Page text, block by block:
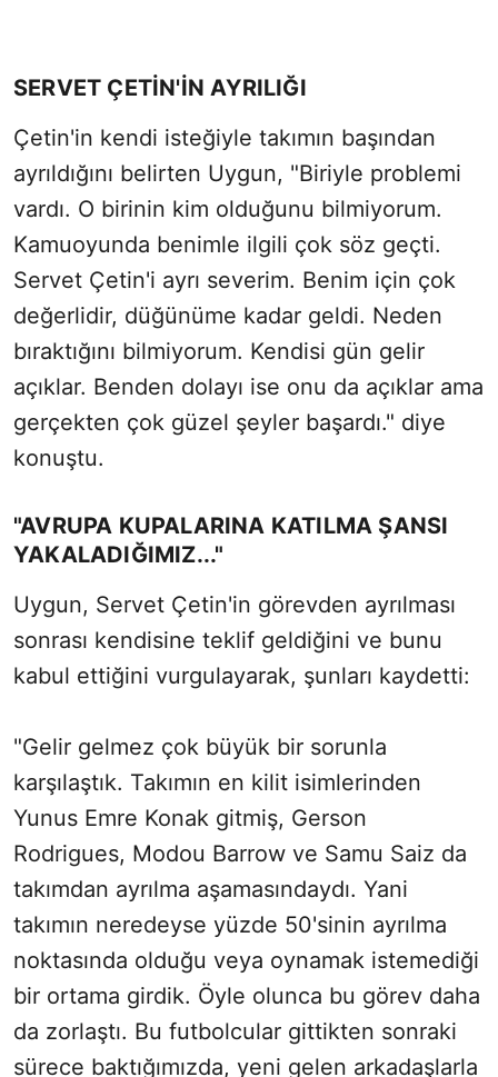
SERVET ÇETİN'İN AYRILIĞI
Çetin'in kendi isteğiyle takımın başından
ayrıldığını belirten Uygun, "Biriyle problemi
vardı. O birinin kim olduğunu bilmiyorum.
Kamuoyunda benimle ilgili çok söz geçti.
Servet Çetin'i ayrı severim. Benim için çok
değerlidir, düğünüme kadar geldi. Neden
bıraktığını bilmiyorum. Kendisi gün gelir
açıklar. Benden dolayı ise onu da açıklar ama
gerçekten çok güzel şeyler başardı." diye
konuştu.
"AVRUPA KUPALARINA KATILMA ŞANSI
YAKALADIĞIMIZ..."
Uygun, Servet Çetin'in görevden ayrılması
sonrası kendisine teklif geldiğini ve bunu
kabul ettiğini vurgulayarak, şunları kaydetti:
"Gelir gelmez çok büyük bir sorunla
karşılaştık. Takımın en kilit isimlerinden
Yunus Emre Konak gitmiş, Gerson
Rodrigues, Modou Barrow ve Samu Saiz da
takımdan ayrılma aşamasındaydı. Yani
takımın neredeyse yüzde 50'sinin ayrılma
noktasında olduğu veya oynamak istemediği
bir ortama girdik. Öyle olunca bu görev daha
da zorlaştı. Bu futbolcular gittikten sonraki
sürece baktığımızda, yeni gelen arkadaşlarla